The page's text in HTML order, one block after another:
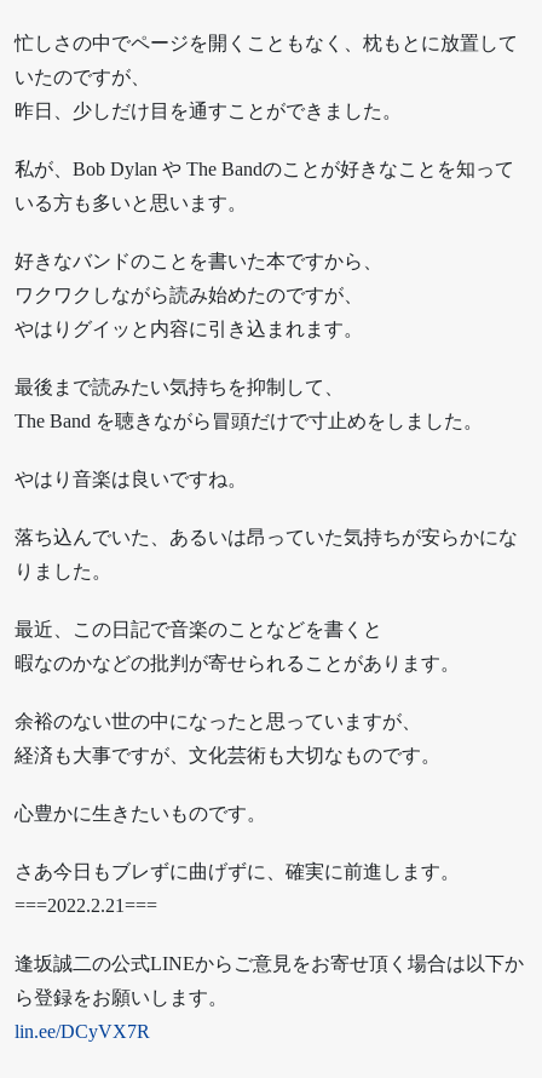
忙しさの中でページを開くこともなく、枕もとに放置して
いたのですが、
昨日、少しだけ目を通すことができました。
私が、Bob Dylan や The Bandのことが好きなことを知って
いる方も多いと思います。
好きなバンドのことを書いた本ですから、
ワクワクしながら読み始めたのですが、
やはりグイッと内容に引き込まれます。
最後まで読みたい気持ちを抑制して、
The Band を聴きながら冒頭だけで寸止めをしました。
やはり音楽は良いですね。
落ち込んでいた、あるいは昂っていた気持ちが安らかにな
りました。
最近、この日記で音楽のことなどを書くと
暇なのかなどの批判が寄せられることがあります。
余裕のない世の中になったと思っていますが、
経済も大事ですが、文化芸術も大切なものです。
心豊かに生きたいものです。
さあ今日もブレずに曲げずに、確実に前進します。
===2022.2.21===
逢坂誠二の公式LINEからご意見をお寄せ頂く場合は以下か
ら登録をお願いします。
lin.ee/DCyVX7R